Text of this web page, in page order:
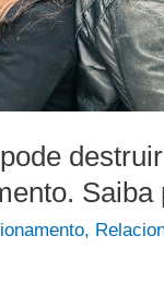
Saiba
,